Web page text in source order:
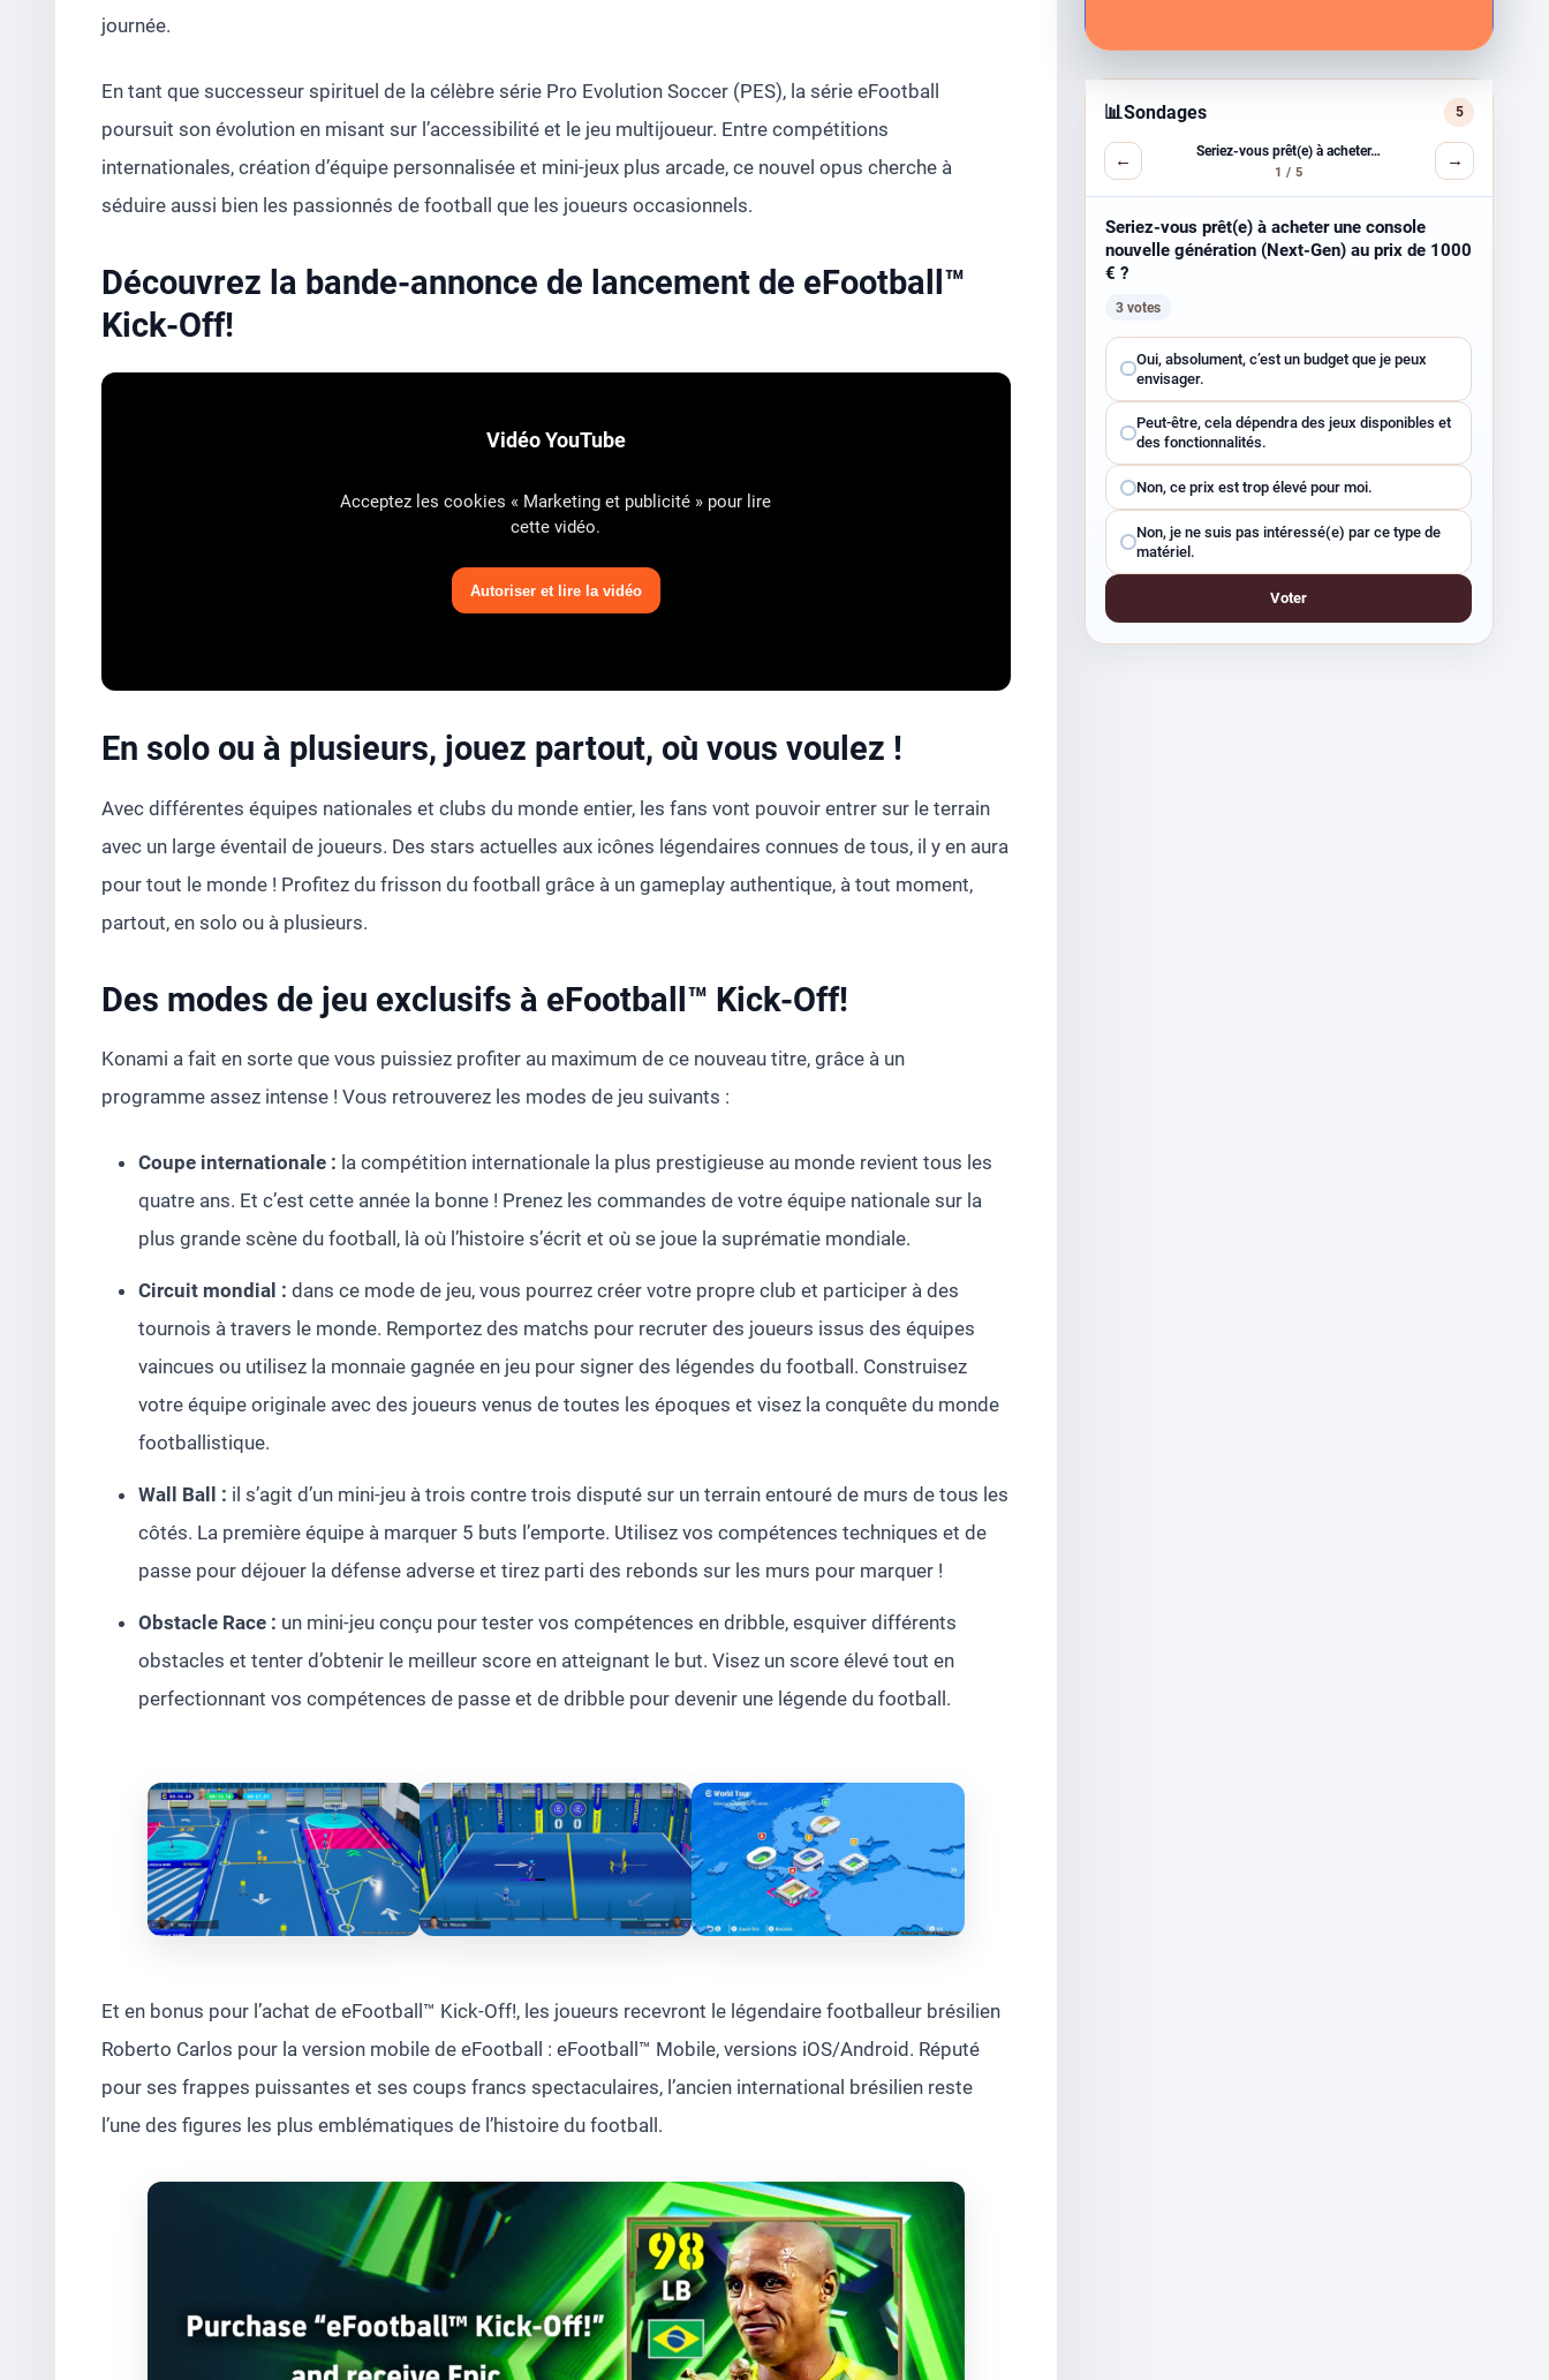
journée.
En tant que successeur spirituel de la célèbre série Pro Evolution Soccer (PES), la série eFootball
poursuit son évolution en misant sur l’accessibilité et le jeu multijoueur. Entre compétitions
internationales, création d’équipe personnalisée et mini-jeux plus arcade, ce nouvel opus cherche à
séduire aussi bien les passionnés de football que les joueurs occasionnels.
Découvrez la bande-annonce de lancement de eFootball™
Kick-Off!
Vidéo YouTube
Acceptez les cookies « Marketing et publicité » pour lire
cette vidéo.
Autoriser et lire la vidéo
En solo ou à plusieurs, jouez partout, où vous voulez !
Avec différentes équipes nationales et clubs du monde entier, les fans vont pouvoir entrer sur le terrain
avec un large éventail de joueurs. Des stars actuelles aux icônes légendaires connues de tous, il y en aura
pour tout le monde ! Profitez du frisson du football grâce à un gameplay authentique, à tout moment,
partout, en solo ou à plusieurs.
Des modes de jeu exclusifs à eFootball™ Kick-Off!
Konami a fait en sorte que vous puissiez profiter au maximum de ce nouveau titre, grâce à un
programme assez intense ! Vous retrouverez les modes de jeu suivants :
Coupe internationale : la compétition internationale la plus prestigieuse au monde revient tous les
quatre ans. Et c’est cette année la bonne ! Prenez les commandes de votre équipe nationale sur la
plus grande scène du football, là où l’histoire s’écrit et où se joue la suprématie mondiale.
Circuit mondial : dans ce mode de jeu, vous pourrez créer votre propre club et participer à des
tournois à travers le monde. Remportez des matchs pour recruter des joueurs issus des équipes
vaincues ou utilisez la monnaie gagnée en jeu pour signer des légendes du football. Construisez
votre équipe originale avec des joueurs venus de toutes les époques et visez la conquête du monde
footballistique.
Wall Ball : il s’agit d’un mini-jeu à trois contre trois disputé sur un terrain entouré de murs de tous les
côtés. La première équipe à marquer 5 buts l’emporte. Utilisez vos compétences techniques et de
passe pour déjouer la défense adverse et tirez parti des rebonds sur les murs pour marquer !
Obstacle Race : un mini-jeu conçu pour tester vos compétences en dribble, esquiver différents
obstacles et tenter d’obtenir le meilleur score en atteignant le but. Visez un score élevé tout en
perfectionnant vos compétences de passe et de dribble pour devenir une légende du football.
Et en bonus pour l’achat de eFootball™ Kick-Off!, les joueurs recevront le légendaire footballeur brésilien
Roberto Carlos pour la version mobile de eFootball : eFootball™ Mobile, versions iOS/Android. Réputé
pour ses frappes puissantes et ses coups francs spectaculaires, l’ancien international brésilien reste
l’une des figures les plus emblématiques de l’histoire du football.
📊Sondages 5
←
Seriez-vous prêt(e) à acheter…
1 / 5
→
Seriez-vous prêt(e) à acheter une console
nouvelle génération (Next-Gen) au prix de 1000
€ ?
3 votes
Choisissez
une
réponse
Oui, absolument, c’est un budget que je peux
envisager.
Peut-être, cela dépendra des jeux disponibles et
des fonctionnalités.
Non, ce prix est trop élevé pour moi.
Non, je ne suis pas intéressé(e) par ce type de
matériel.
Voter